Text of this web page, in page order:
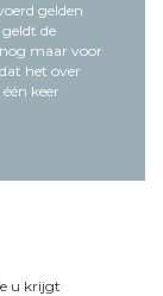
gelden
de
maar voor
het over
keer
u krijgt